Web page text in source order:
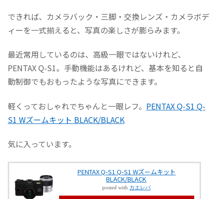
できれば、カメラバック・三脚・交換レンズ・カメラボデ
ィーを一式揃えると、写真の楽しさが膨らみます。
最近常用しているのは、高級一眼ではないけれど、
PENTAXQ-S1。手動機能はあるけれど、基本を知ると自
動制御でもおもったような写真にできます。
軽くっておしゃれでちゃんと一眼レフ。 PENTAX Q-S1 Q-
S1 Wズームキット BLACK/BLACK
気に入っています。
PENTAX Q-S1 Q-S1 Wズームキット
BLACK/BLACK
posted with カエレバ